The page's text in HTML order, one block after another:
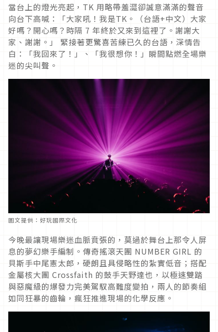
當台上的燈光亮起，TK 用略帶羞澀卻誠意滿滿的聲音
向台下高喊：「大家吼！我是TK。（台語+中文）大家
好嗎？開心嗎？時隔 7 年終於又來到這裡了。謝謝大
家、謝謝。」 緊接著更驚喜苦練已久的台語，深情告
白：「我回來了！」、「我很想你！」瞬間點燃全場樂
迷的尖叫聲。
圖文提供：好玩國際文化
今晚最讓現場樂迷血脈賁張的，莫過於舞台上那令人屏
息的夢幻樂手編制。傳奇搖滾天團 NUMBER GIRL 的
貝斯手中尾憲太郎，硬朗且具侵略性的紮實低音；搭配
金屬核大團 Crossfaith 的鼓手天野達也，以極速雙踏
與惡魔級的爆發力完美駕馭高難度變拍，兩人的節奏組
如同狂暴的齒輪，瘋狂推進現場的化學反應。